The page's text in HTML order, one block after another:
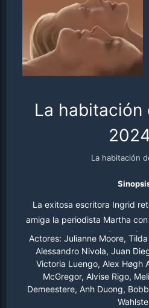
La habitación
La habitación
La exitosa escritora Ingrid
amiga la periodista Martha
durante varios años. Pero
en su pasado, Martha tiene
prueba su vínculo
Actores: Julianne Moore,
Alessandro Nivola, Juan
Victoria Luengo, Alex Høgh
McGregor, Alvise Rigo,
Demeestere, Anh Duong,